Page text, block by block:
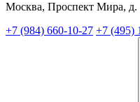
Москва, Проспект Мира, д.
+7 (984) 660-10-27 +7 (495)